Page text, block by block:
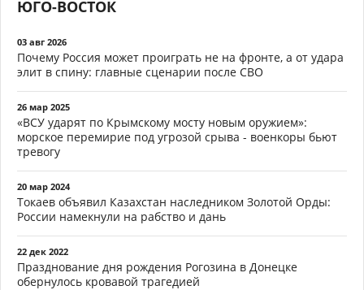
ЮГО-ВОСТОК
03 авг 2026
Почему Россия может проиграть не на фронте, а от удара
элит в спину: главные сценарии после СВО
26 мар 2025
«ВСУ ударят по Крымскому мосту новым оружием»:
морское перемирие под угрозой срыва - военкоры бьют
тревогу
20 мар 2024
Токаев объявил Казахстан наследником Золотой Орды:
России намекнули на рабство и дань
22 дек 2022
Празднование дня рождения Рогозина в Донецке
обернулось кровавой трагедией